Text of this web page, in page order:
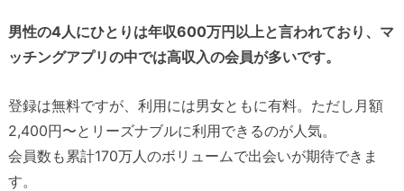
男性の4人にひとりは年収600万円以上と言われており、マ
ッチングアプリの中では高収入の会員が多いです。
登録は無料ですが、利用には男女ともに有料。ただし月額
2,400円〜とリーズナブルに利用できるのが人気。
会員数も累計170万人のボリュームで出会いが期待できま
す。